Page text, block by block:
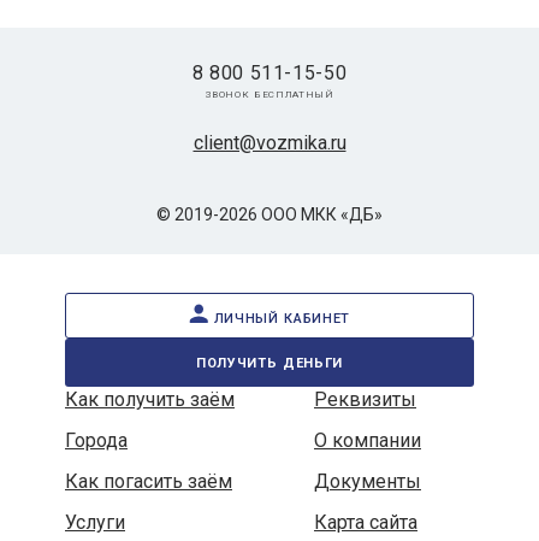
© 2019-2026 ООО МКК «ДБ»
client@vozmika.ru
8 800 511-15-50
звонок бесплатный
личный кабинет
получить деньги
Как получить заём
Реквизиты
Города
О компании
Как погасить заём
Документы
Услуги
Карта сайта